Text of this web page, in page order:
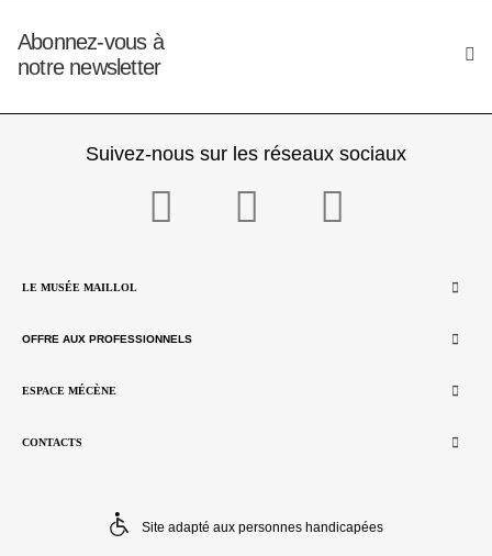
Abonnez-vous à
notre newsletter
Suivez-nous sur les réseaux sociaux
LE MUSÉE MAILLOL
OFFRE AUX PROFESSIONNELS
ESPACE MÉCÈNE
CONTACTS
Site adapté aux personnes handicapées